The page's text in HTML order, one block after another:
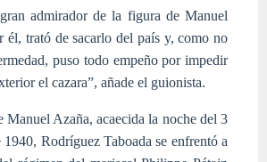
admirador de la figura de Manuel
él, trató de sacarlo del país y, como no
puso todo empeño por impedir
el cazara”, añade el guionista.
Manuel Azaña, acaecida la noche del 3
Rodríguez Taboada se enfrentó a